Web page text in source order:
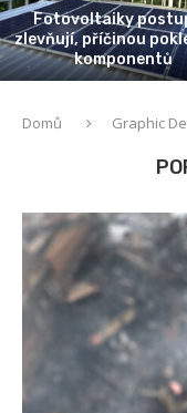
Fotovoltaiky
zlevňují, příčinou
komponentů
Domů Graphic